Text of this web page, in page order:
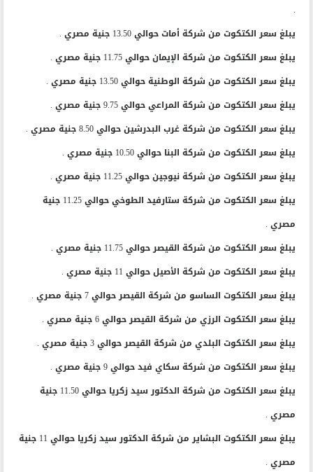
.
يبلغ سعر الكتكوت من شركة أمات حوالي 13.50 جنية مصري .
يبلغ سعر الكتكوت من شركة الإيمان حوالي 11.75 جنية مصري .
يبلغ سعر الكتكوت من شركة الوطنية حوالي 13.50 جنية مصري .
يبلغ سعر الكتكوت من شركة المراعي حوالي 9.75 جنية مصري .
يبلغ سعر الكتكوت من شركة غرب البدرشين حوالي 8.50 جنية مصري .
يبلغ سعر الكتكوت من شركة البنا حوالي 10.50 جنية مصري .
يبلغ سعر الكتكوت من شركة نيوجين حوالي 11.25 جنية مصري .
يبلغ سعر الكتكوت من شركة ستارفيد الطوخي حوالي 11.25 جنية
مصري .
يبلغ سعر الكتكوت من شركة القيصر حوالي 11.75 جنية مصري .
يبلغ سعر الكتكوت من شركة الأصيل حوالي 11 جنية مصري .
يبلغ سعر الكتكوت الساسو من شركة القيصر حوالي 7 جنية مصري .
يبلغ سعر الكتكوت الرزي من شركة القيصر حوالي 6 جنية مصري .
يبلغ سعر الكتكوت البلدي من شركة القيصر حوالي 3 جنية مصري .
يبلغ سعر الكتكوت من شركة سكاي فيد حوالي 9 جنية مصري .
يبلغ سعر الكتكوت من شركة الدكتور سيد زكريا حوالي 11.50 جنية
مصري .
يبلغ سعر الكتكوت البشاير من شركة الدكتور سيد زكريا حوالي 11 جنية
مصري .